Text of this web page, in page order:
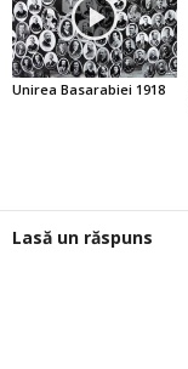
Unirea Basarabiei 1918
Lasă un răspuns